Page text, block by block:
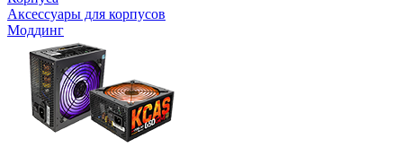
Аксессуары для корпусов
Моддинг